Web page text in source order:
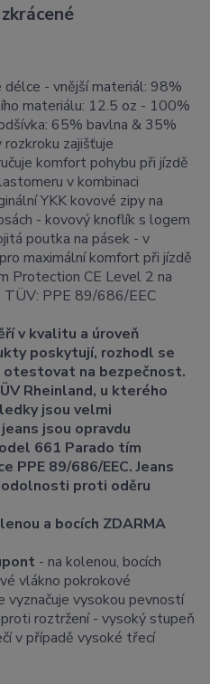
délce - vnější materiál: 98%
materiálu: 12.5 oz - 100%
65% bavlna & 35%
zajišťuje
komfort pohybu při jízdě
v kombinaci
YKK kovové zipy na
- kovový knoflík s logem
poutka na pásek - v
maximální komfort při jízdě
Protection CE Level 2 na
TÜV: PPE 89/686/EEC
v kvalitu a úroveň
poskytují, rozhodl se
otestovat na bezpečnost.
Rheinland, u kterého
jsou velmi
jsou opravdu
661 Parado tím
PPE 89/686/EEC. Jeans
proti oděru
a bocích ZDARMA
- na kolenou, bocích
vlákno pokrokové
vysokou pevností
roztržení - vysoký stupeň
v případě vysoké třecí